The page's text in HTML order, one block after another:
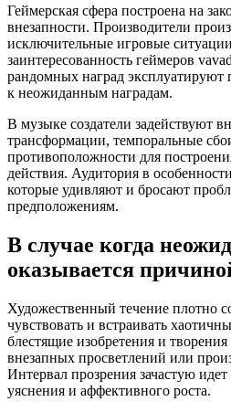
Геймерская сфера построена на
внезапности. Производители
исключительные игровые
заинтересованность геймеров
рандомных наград эксплуатируют
к неожиданным наградам.
В музыке создатели задействуют
трансформации, темпоральные
противоположности для
действия. Аудитория в
которые удивляют и бросают
предположениям.
В случае когда
оказывается
Художественный течение плотно
чувствовать и встраивать
блестящие изобретения и
внезапных просветлений или
Интервал прозрения зачастую
уяснения и аффективного роста.